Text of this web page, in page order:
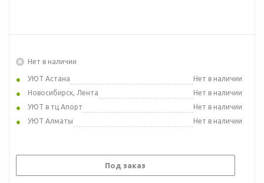
Нет в наличии
УЮТ Астана
Нет в наличии
Новосибирск, Лента
Нет в наличии
УЮТ в тц Апорт
Нет в наличии
УЮТ Алматы
Нет в наличии
Под заказ